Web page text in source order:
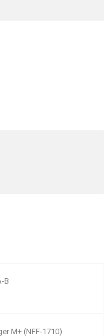
B
M+ (NFF-1710)